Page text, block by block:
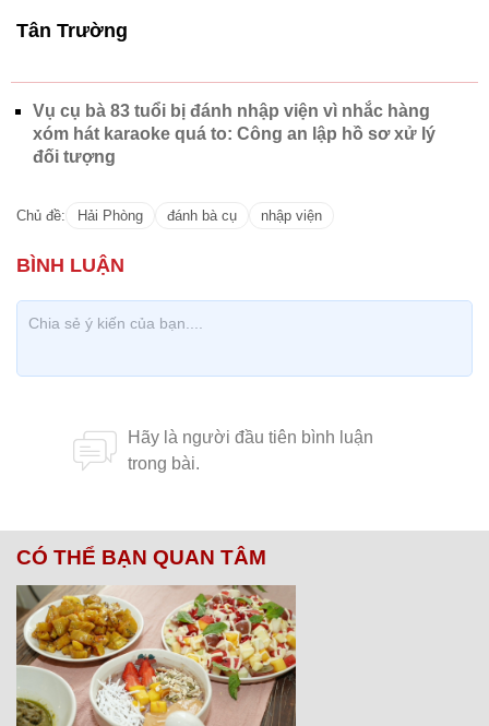
Tân Trường
Vụ cụ bà 83 tuổi bị đánh nhập viện vì nhắc hàng
xóm hát karaoke quá to: Công an lập hồ sơ xử lý
đối tượng
Chủ đề: Hải Phòng đánh bà cụ nhập viện
CÓ THỂ BẠN QUAN TÂM